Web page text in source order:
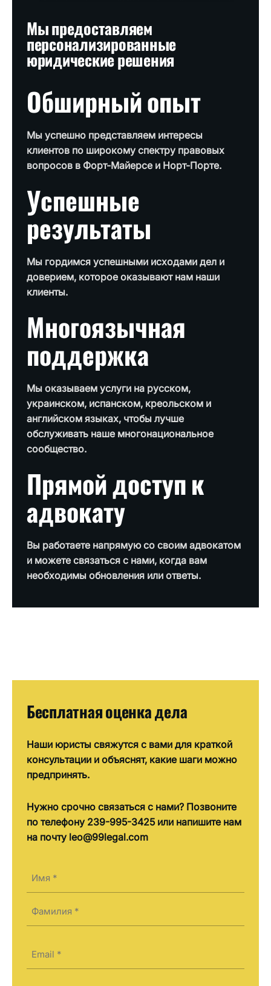
Мы предоставляем
персонализированные
юридические решения
Обширный опыт
Мы успешно представляем интересы
клиентов по широкому спектру правовых
вопросов в Форт-Майерсе и Норт-Порте.
Успешные
результаты
Мы гордимся успешными исходами дел и
доверием, которое оказывают нам наши
клиенты.
Многоязычная
поддержка
Мы оказываем услуги на русском,
украинском, испанском, креольском и
английском языках, чтобы лучше
обслуживать наше многонациональное
сообщество.
Прямой доступ к
адвокату
Вы работаете напрямую со своим адвокатом
и можете связаться с нами, когда вам
необходимы обновления или ответы.
Бесплатная оценка дела
Наши юристы свяжутся с вами для краткой
консультации и объяснят, какие шаги можно
предпринять.
Нужно срочно связаться с нами? Позвоните
по телефону 239-995-3425 или напишите нам
на почту leo@99legal.com